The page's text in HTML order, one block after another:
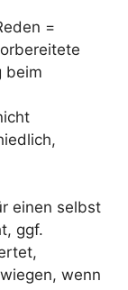
=
beim
einen selbst
ggf.
wenn